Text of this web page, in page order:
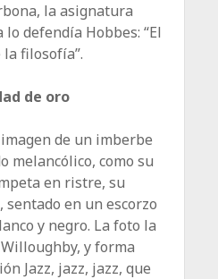
la asignatura
lo defendía Hobbes: “El
la filosofía”.
de oro
de un imberbe
melancólico, como su
en ristre, su
en un escorzo
y negro. La foto la
y forma
Jazz, jazz, jazz, que